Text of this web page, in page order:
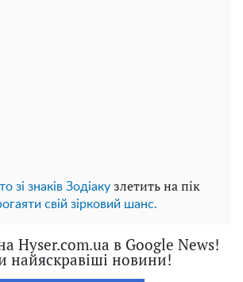
зі знаків Зодіаку злетить на пік
свій зірковий шанс.
Hyser.com.ua в Google News!
найяскравіші новини!